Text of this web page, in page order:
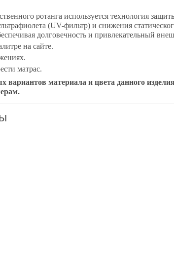
ротанга используется технология
(UV-фильтр) и снижения
долговечность и привлекательный
на сайте.
матрас.
вариантов материала и цвета данного изделия